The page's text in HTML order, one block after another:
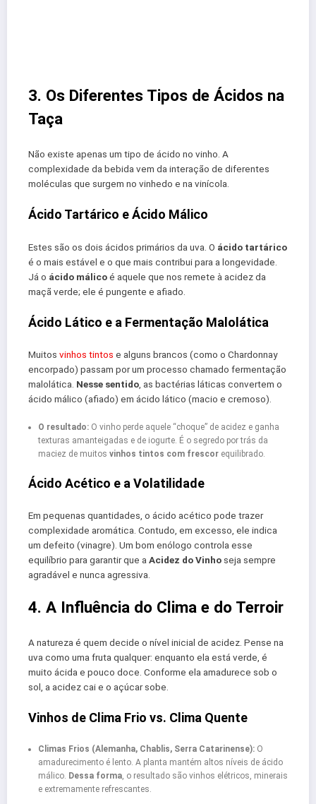
3. Os Diferentes Tipos de Ácidos na
Taça
Não existe apenas um tipo de ácido no vinho. A
complexidade da bebida vem da interação de diferentes
moléculas que surgem no vinhedo e na vinícola.
Ácido Tartárico e Ácido Málico
Estes são os dois ácidos primários da uva. O ácido tartárico
é o mais estável e o que mais contribui para a longevidade.
Já o ácido málicoé aquele que nos remete à acidez da
maçã verde; ele é pungente e afiado.
Ácido Lático e a Fermentação Malolática
Muitos vinhos tintos e alguns brancos (como o Chardonnay
encorpado) passam por um processo chamado fermentação
malolática. Nesse sentido, as bactérias láticas convertem o
ácido málico (afiado) em ácido lático (macio e cremoso).
O resultado:O vinho perde aquele “choque” de acidez e ganha
texturas amanteigadas e de iogurte. É o segredo por trás da
maciez de muitos vinhos tintos com frescorequilibrado.
Ácido Acético e a Volatilidade
Em pequenas quantidades, o ácido acético pode trazer
complexidade aromática. Contudo, em excesso, ele indica
um defeito (vinagre). Um bom enólogo controla esse
equilíbrio para garantir que a Acidez do Vinho seja sempre
agradável e nunca agressiva.
4. A Influência do Clima e do Terroir
A natureza é quem decide o nível inicial de acidez. Pense na
uva como uma fruta qualquer: enquanto ela está verde, é
muito ácida e pouco doce. Conforme ela amadurece sob o
sol, a acidez cai e o açúcar sobe.
Vinhos de Clima Frio vs. Clima Quente
Climas Frios (Alemanha, Chablis, Serra Catarinense):O
amadurecimento é lento. A planta mantém altos níveis de ácido
málico. Dessa forma, o resultado são vinhos elétricos, minerais
e extremamente refrescantes.